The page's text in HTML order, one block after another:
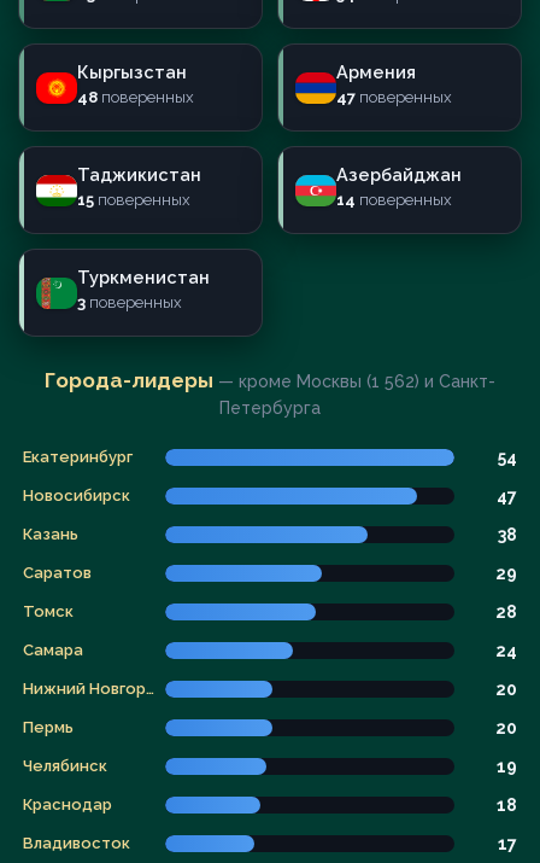
Кыргызстан
48 поверенных
Армения
47 поверенных
Таджикистан
15 поверенных
Азербайджан
14 поверенных
Туркменистан
3 поверенных
Города-лидеры — кроме Москвы (1 562) и Санкт-
Петербурга
Екатеринбург 54
Новосибирск 47
Казань 38
Саратов 29
Томск 28
Самара 24
Нижний Новгород 20
Пермь 20
Челябинск 19
Краснодар 18
Владивосток 17